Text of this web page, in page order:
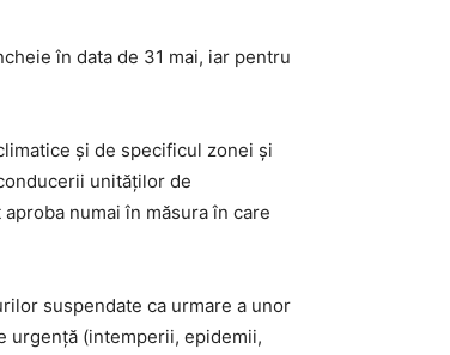
în data de 31 mai, iar pentru
şi de specificul zonei şi
unităţilor de
numai în măsura în care
suspendate ca urmare a unor
urgenţă (intemperii, epidemii,